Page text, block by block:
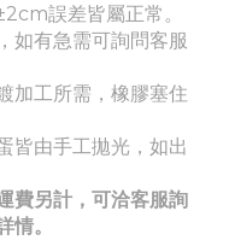
誤差皆屬正常。
如有急需可詢問客服
加工所需，橡膠塞住
皆由手工拋光，如出
費另計，可洽客服詢
情。